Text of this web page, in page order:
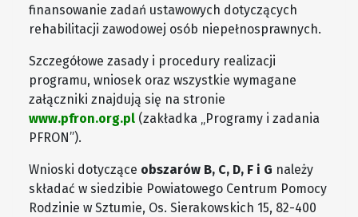
finansowanie zadań ustawowych dotyczących
rehabilitacji zawodowej osób niepełnosprawnych.
Szczegółowe zasady i procedury realizacji
programu, wniosek oraz wszystkie wymagane
załączniki znajdują się na stronie
www.pfron.org.pl (zakładka „Programy i zadania
PFRON”).
Wnioski dotyczące obszarów B, C, D, F i G należy
składać w siedzibie Powiatowego Centrum Pomocy
Rodzinie w Sztumie, Os. Sierakowskich 15, 82-400